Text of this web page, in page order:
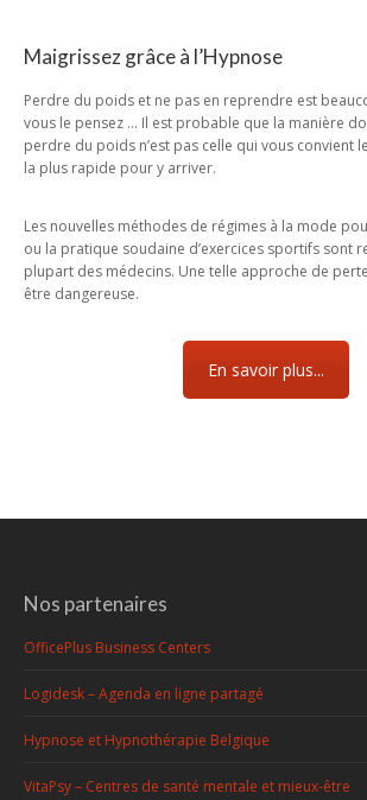
Maigrissez grâce à l’Hypnose
Perdre du poids et ne pas en reprendre est
vous le pensez … Il est probable que la manière
perdre du poids n’est pas celle qui vous convient
la plus rapide pour y arriver.
Les nouvelles méthodes de régimes à la mode
ou la pratique soudaine d’exercices sportifs sont
plupart des médecins. Une telle approche de
être dangereuse.
En savoir plus...
Nos partenaires
OfficePlus Business Centers
Logidesk – Agenda en ligne partagé
Hypnose et Hypnothérapie Belgique
VitaPsy – Centres de santé mentale et mieux-être